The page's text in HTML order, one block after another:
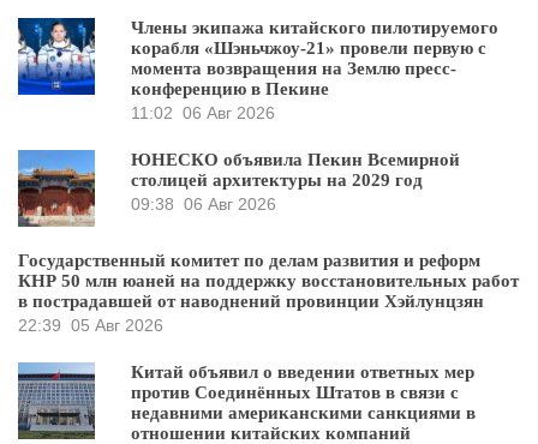
Члены экипажа китайского пилотируемого
корабля «Шэньчжоу-21» провели первую с
момента возвращения на Землю пресс-
конференцию в Пекине
11:02 06 Авг 2026
ЮНЕСКО объявила Пекин Всемирной
столицей архитектуры на 2029 год
09:38 06 Авг 2026
Государственный комитет по делам развития и реформ
КНР 50 млн юаней на поддержку восстановительных работ
в пострадавшей от наводнений провинции Хэйлунцзян
22:39 05 Авг 2026
Китай объявил о введении ответных мер
против Соединённых Штатов в связи с
недавними американскими санкциями в
отношении китайских компаний